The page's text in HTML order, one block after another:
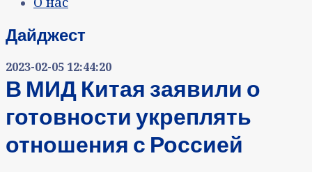
Дайджест
2023-02-05 12:44:20
В МИД Китая заявили о
готовности укреплять
отношения с Россией